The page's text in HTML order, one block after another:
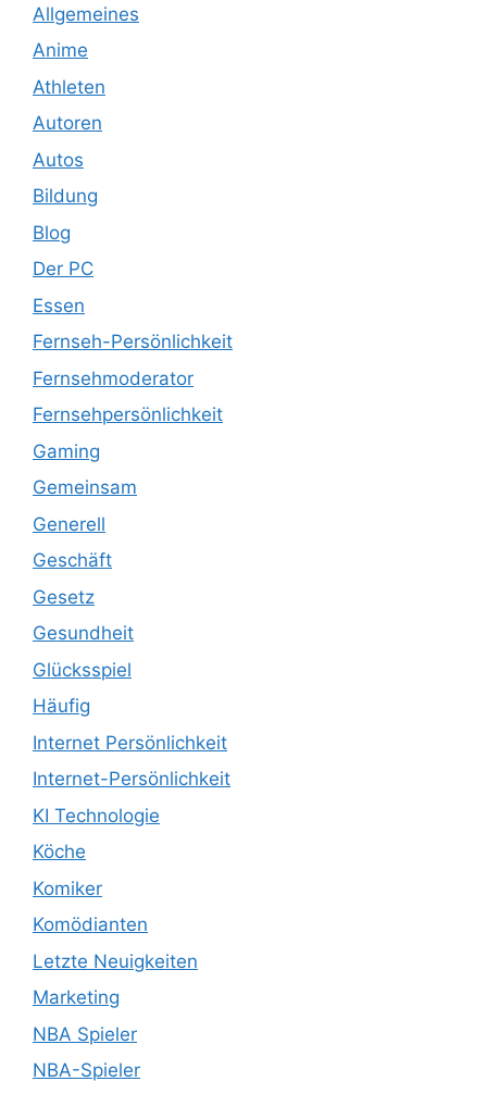
Allgemeines
Anime
Athleten
Autoren
Autos
Bildung
Blog
Der PC
Essen
Fernseh-Persönlichkeit
Fernsehmoderator
Fernsehpersönlichkeit
Gaming
Gemeinsam
Generell
Geschäft
Gesetz
Gesundheit
Glücksspiel
Häufig
Internet Persönlichkeit
Internet-Persönlichkeit
KI Technologie
Köche
Komiker
Komödianten
Letzte Neuigkeiten
Marketing
NBA Spieler
NBA-Spieler